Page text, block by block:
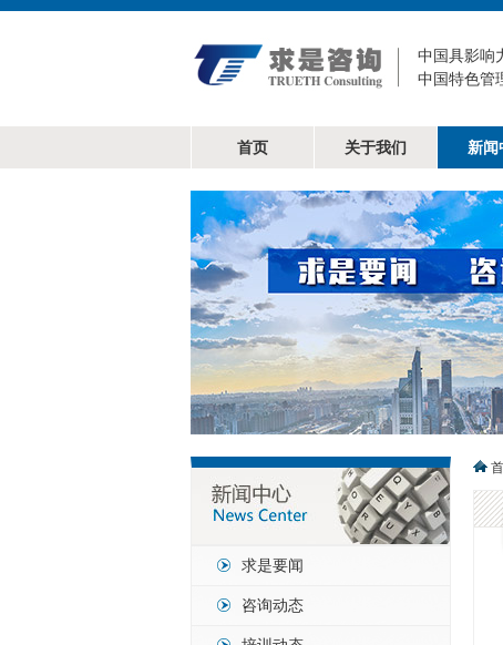
中国具影响
中国特色管
首页 关于我们 新闻
求是要闻
咨询动态